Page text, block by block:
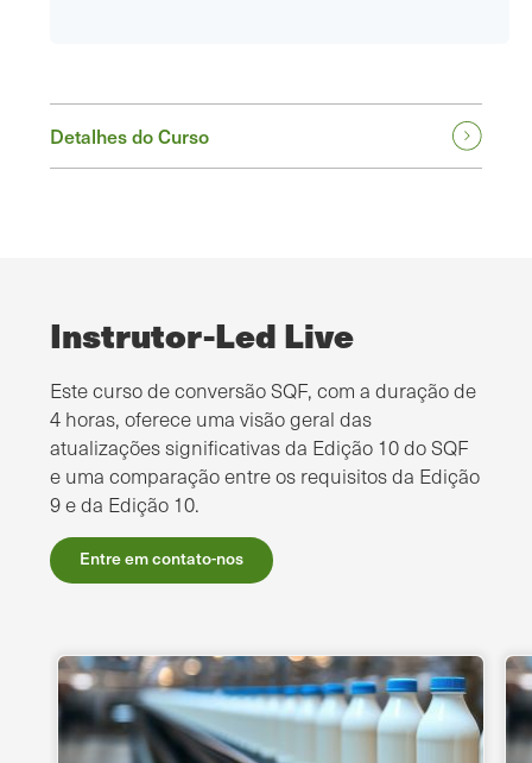
Detalhes do Curso
Instrutor-Led Live
Este curso de conversão SQF, com a duração de
4 horas, oferece uma visão geral das
atualizações significativas da Edição 10 do SQF
e uma comparação entre os requisitos da Edição
9 e da Edição 10.
Entre em contato-nos